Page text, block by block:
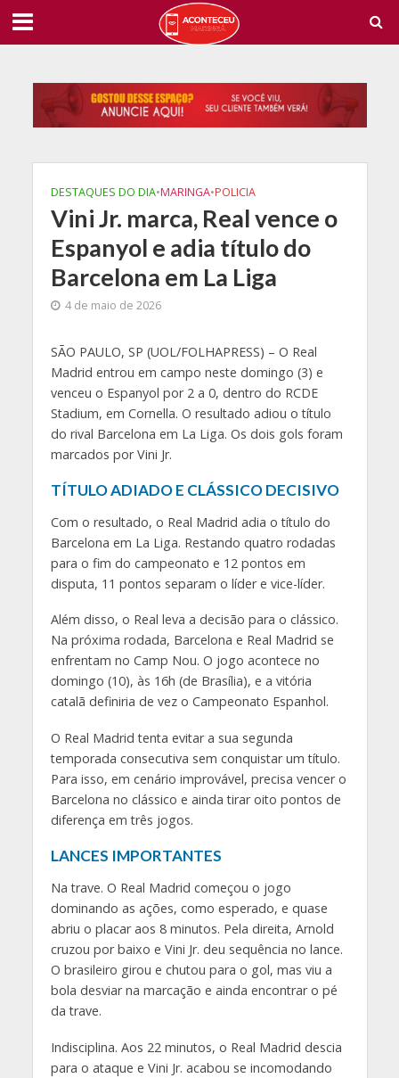
DESTAQUES DO DIA•MARINGA•POLICIA
Vini Jr. marca, Real vence o
Espanyol e adia título do
Barcelona em La Liga
4 de maio de 2026
SÃO PAULO, SP (UOL/FOLHAPRESS) – O Real
Madrid entrou em campo neste domingo (3) e
venceu o Espanyol por 2 a 0, dentro do RCDE
Stadium, em Cornella. O resultado adiou o título
do rival Barcelona em La Liga. Os dois gols foram
marcados por Vini Jr.
TÍTULO ADIADO E CLÁSSICO DECISIVO
Com o resultado, o Real Madrid adia o título do
Barcelona em La Liga. Restando quatro rodadas
para o fim do campeonato e 12 pontos em
disputa, 11 pontos separam o líder e vice-líder.
Além disso, o Real leva a decisão para o clássico.
Na próxima rodada, Barcelona e Real Madrid se
enfrentam no Camp Nou. O jogo acontece no
domingo (10), às 16h (de Brasília), e a vitória
catalã definiria de vez o Campeonato Espanhol.
O Real Madrid tenta evitar a sua segunda
temporada consecutiva sem conquistar um título.
Para isso, em cenário improvável, precisa vencer o
Barcelona no clássico e ainda tirar oito pontos de
diferença em três jogos.
LANCES IMPORTANTES
Na trave. O Real Madrid começou o jogo
dominando as ações, como esperado, e quase
abriu o placar aos 8 minutos. Pela direita, Arnold
cruzou por baixo e Vini Jr. deu sequência no lance.
O brasileiro girou e chutou para o gol, mas viu a
bola desviar na marcação e ainda encontrar o pé
da trave.
Indisciplina. Aos 22 minutos, o Real Madrid descia
para o ataque e Vini Jr. acabou se incomodando